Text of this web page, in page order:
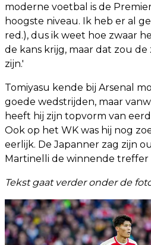
moderne voetbal is de
hoogste niveau. Ik heb er al
red.), dus ik weet hoe zwaar
de kans krijg, maar dat zou
zijn.'
Tomiyasu kende bij Arsenal
goede wedstrijden, maar
heeft hij zijn topvorm van
Ook op het WK was hij nog
eerlijk. De Japanner zag zijn
Martinelli de winnende treffer
Tekst gaat verder onder de